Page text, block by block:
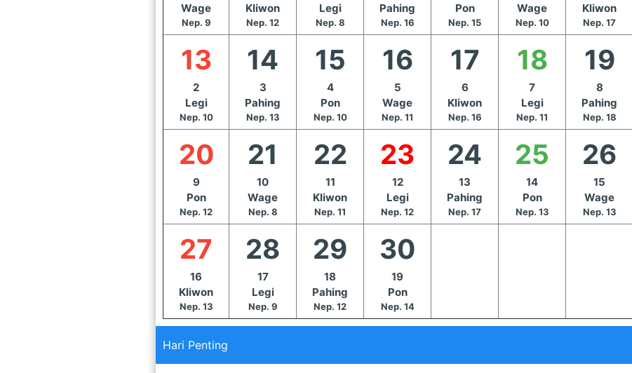
Wage
Nep. 9
Kliwon
Nep. 12
Legi
Nep. 8
Pahing
Nep. 16
Pon
Nep. 15
Wage
Nep. 10
Kliwon
Nep. 17
13
2
Legi
Nep. 10
14
3
Pahing
Nep. 13
15
4
Pon
Nep. 10
16
5
Wage
Nep. 11
17
6
Kliwon
Nep. 16
18
7
Legi
Nep. 11
19
8
Pahing
Nep. 18
20
9
Pon
Nep. 12
21
10
Wage
Nep. 8
22
11
Kliwon
Nep. 11
23
12
Legi
Nep. 12
24
13
Pahing
Nep. 17
25
14
Pon
Nep. 13
26
15
Wage
Nep. 13
27
16
Kliwon
Nep. 13
28
17
Legi
Nep. 9
29
18
Pahing
Nep. 12
30
19
Pon
Nep. 14
Hari Penting